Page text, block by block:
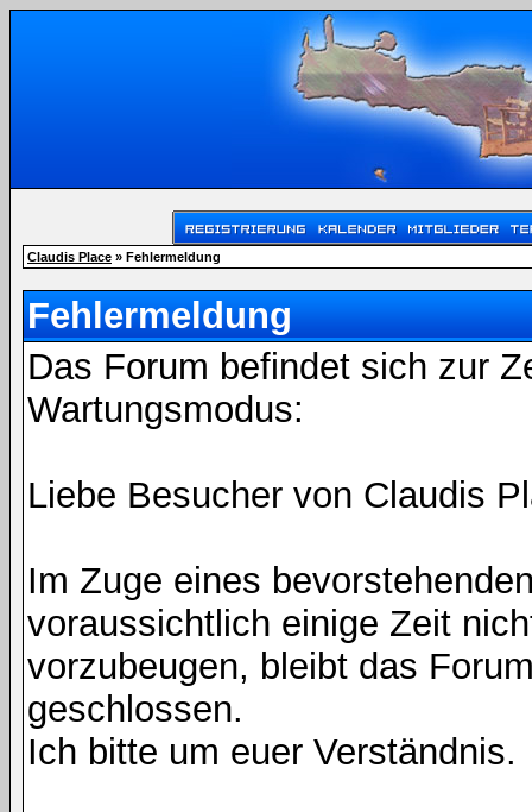
Claudis Place » Fehlermeldung
Fehlermeldung
Das Forum befindet sich zur
Wartungsmodus:
Liebe Besucher von Claudis
Im Zuge eines
voraussichtlich einige Zeit
vorzubeugen, bleibt das
geschlossen.
Ich bitte um euer Verständnis.